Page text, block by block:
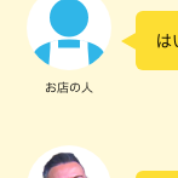
お店の人
は